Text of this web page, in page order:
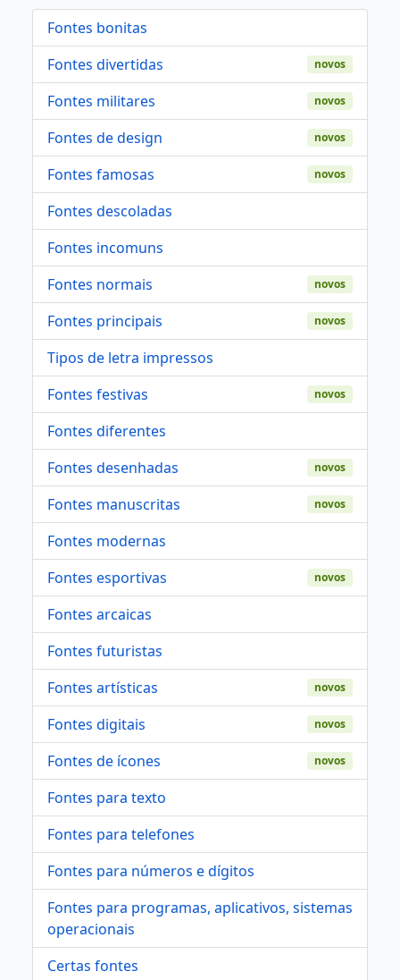
Fontes bonitas
Fontes divertidas
novos
Fontes militares novos
Fontes de design novos
Fontes famosas novos
Fontes descoladas
Fontes incomuns
Fontes normais
novos
Fontes principais novos
Tipos de letra impressos
Fontes festivas
novos
Fontes diferentes
Fontes desenhadas
novos
Fontes manuscritas novos
Fontes modernas
Fontes esportivas
novos
Fontes arcaicas
Fontes futuristas
Fontes artísticas
novos
Fontes digitais novos
Fontes de ícones novos
Fontes para texto
Fontes para telefones
Fontes para números e dígitos
Fontes para programas, aplicativos, sistemas
operacionais
Certas fontes